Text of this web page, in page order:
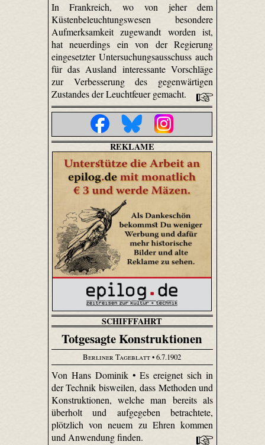
In Frankreich, wo von jeher dem
Küstenbeleuchtungswesen besondere
Aufmerksamkeit zugewandt worden ist,
hat neuerdings ein von der Regierung
eingesetzter Untersuchungsausschuss auch
für das Ausland interessante Vorschläge
zur Verbesserung des gegenwärtigen
Zustandes der Leuchtfeuer gemacht.
REKLAME
SCHIFFFAHRT
Totgesagte Konstruktionen
Berliner Tageblatt• 6.7.1902
Von Hans Dominik • Es ereignet sich in
der Technik bisweilen, dass Methoden und
Konstruktionen, welche man bereits als
überholt und aufgegeben betrachtete,
plötzlich von neuem zu Ehren kommen
und Anwendung finden.